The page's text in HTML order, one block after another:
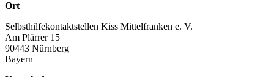
Ort
Selbsthilfekontaktstellen Kiss Mittelfranken e. V.
Am Plärrer 15
90443 Nürnberg
Bayern